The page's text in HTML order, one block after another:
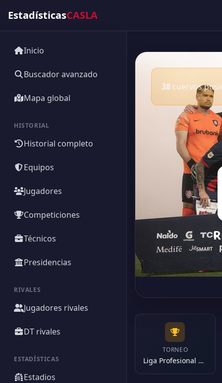
EstadísticasCASLA
Inicio
Buscador avanzado
Mapa global
HISTORIAL
Historial completo
Equipos
Jugadores
Competiciones
Técnicos
Presidencias
RIVALES
Jugadores rivales
DT rivales
ESTADÍSTICAS
Estadios
38 cuervos
TORNEO
Liga Profesional 2024